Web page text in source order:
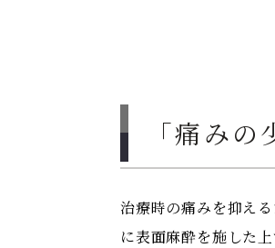
「痛み
治療時の痛みを抑え
に表面麻酔を施した